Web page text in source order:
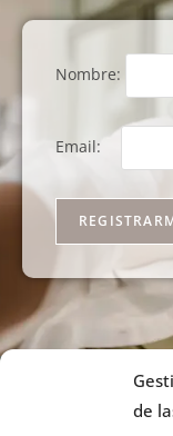
de
Nombre:
Email: